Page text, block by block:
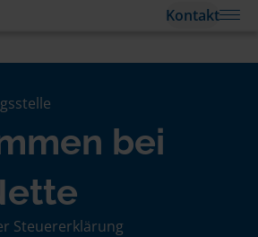
Kontakt
bei
Steuererklärung